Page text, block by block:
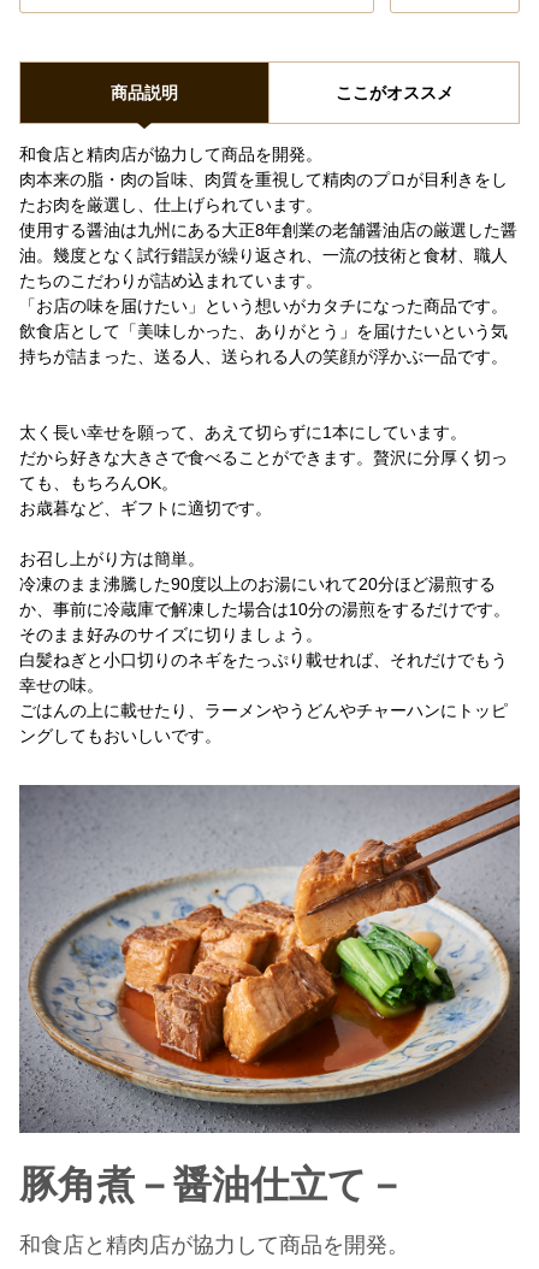
商品説明 ここがオススメ
和食店と精肉店が協力して商品を開発。
肉本来の脂・肉の旨味、肉質を重視して精肉のプロが目利きをし
たお肉を厳選し、仕上げられています。
使用する醤油は九州にある大正8年創業の老舗醤油店の厳選した醤
油。幾度となく試行錯誤が繰り返され、一流の技術と食材、職人
たちのこだわりが詰め込まれています。
「お店の味を届けたい」という想いがカタチになった商品です。
飲食店として「美味しかった、ありがとう」を届けたいという気
持ちが詰まった、送る人、送られる人の笑顔が浮かぶ一品です。
太く長い幸せを願って、あえて切らずに1本にしています。
だから好きな大きさで食べることができます。贅沢に分厚く切っ
ても、もちろんOK。
お歳暮など、ギフトに適切です。
お召し上がり方は簡単。
冷凍のまま沸騰した90度以上のお湯にいれて20分ほど湯煎する
か、事前に冷蔵庫で解凍した場合は10分の湯煎をするだけです。
そのまま好みのサイズに切りましょう。
白髪ねぎと小口切りのネギをたっぷり載せれば、それだけでもう
幸せの味。
ごはんの上に載せたり、ラーメンやうどんやチャーハンにトッピ
ングしてもおいしいです。
豚角煮－醤油仕立て－
和食店と精肉店が協力して商品を開発。